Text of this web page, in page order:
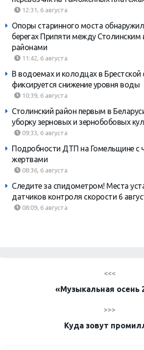
12:31, 6 августа
Опоры старинного моста
берегах Припяти между Столинским
районами
11:42, 6 августа
В водоемах и колодцах в Брестской
фиксируется снижение уровня воды
10:39, 6 августа
Столинский район первым в
уборку зерновых и зернобобовых
09:33, 6 августа
Подробности ДТП на Гомельщине с
жертвами
08:36, 6 августа
Следите за спидометром! Места
датчиков контроля скорости 6
08:09, 6 августа
<<<
«Музыкальная осень
>>>
Куда зовут